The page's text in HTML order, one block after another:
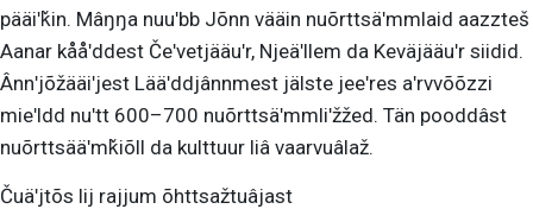
pääiʹǩin. Mâŋŋa nuuʹbb Jõnn vääin nuõrttsäʹmmlaid aazzteš
Aanar kååʹddest Čeʹvetjääuʹr, Njeäʹllem da Keväjääuʹr siidid.
Ânnʹjõžääiʹjest Lääʹddjânnmest jälste jeeʹres aʹrvvõõzzi
mieʹldd nuʹtt 600–700 nuõrttsäʹmmliʹžžed. Tän pooddâst
nuõrttsääʹmǩiõll da kulttuur liâ vaarvuâlaž.
Čuäʹjtõs lij rajjum õhttsažtuâjast